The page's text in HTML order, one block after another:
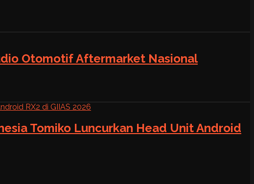
Otomotif Aftermarket Nasional
Tomiko Luncurkan Head Unit Android